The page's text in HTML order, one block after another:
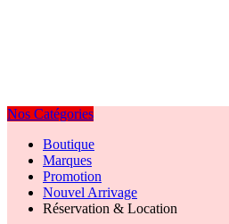
Nos Catégories
Boutique
Marques
Promotion
Nouvel Arrivage
Réservation & Location